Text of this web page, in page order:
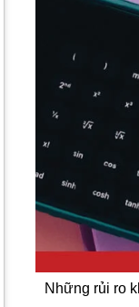
Những rủi ro